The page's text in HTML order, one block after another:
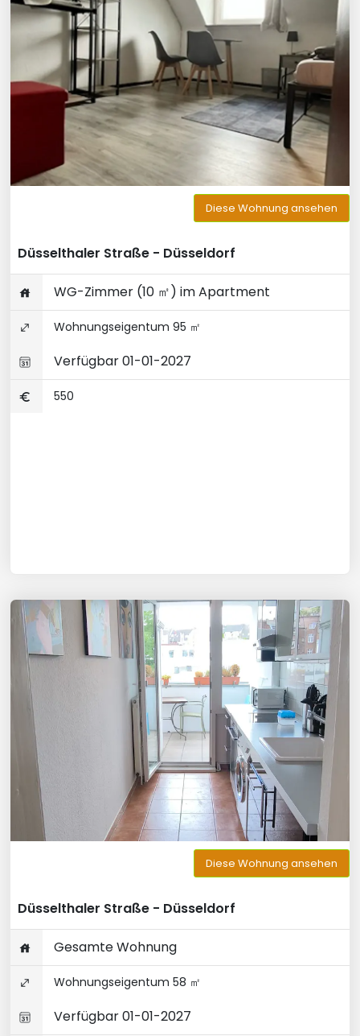
Diese Wohnung ansehen
Düsselthaler Straße - Düsseldorf
WG-Zimmer (10 ㎡) im Apartment
Wohnungseigentum 95 ㎡
Verfügbar 01-01-2027
550
Diese Wohnung ansehen
Düsselthaler Straße - Düsseldorf
Gesamte Wohnung
Wohnungseigentum 58 ㎡
Verfügbar 01-01-2027